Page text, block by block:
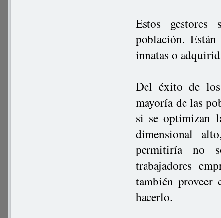
Estos
población.
innatas o
Del éxito de los
mayoría de las
si se optimizan
dimensional
permitiría no
trabajadores
también proveer
hacerlo.